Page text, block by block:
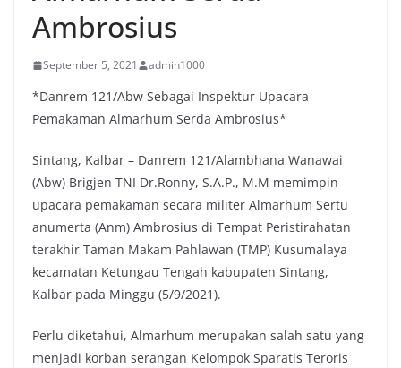
Ambrosius
September 5, 2021 admin1000
*Danrem 121/Abw Sebagai Inspektur Upacara
Pemakaman Almarhum Serda Ambrosius*
Sintang, Kalbar – Danrem 121/Alambhana Wanawai
(Abw) Brigjen TNI Dr.Ronny, S.A.P., M.M memimpin
upacara pemakaman secara militer Almarhum Sertu
anumerta (Anm) Ambrosius di Tempat Peristirahatan
terakhir Taman Makam Pahlawan (TMP) Kusumalaya
kecamatan Ketungau Tengah kabupaten Sintang,
Kalbar pada Minggu (5/9/2021).
Perlu diketahui, Almarhum merupakan salah satu yang
menjadi korban serangan Kelompok Sparatis Teroris